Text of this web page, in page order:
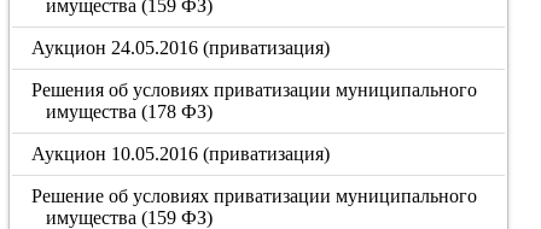
имущества (159 ФЗ)
Аукцион 24.05.2016 (приватизация)
Решения об условиях приватизации муниципального
имущества (178 ФЗ)
Аукцион 10.05.2016 (приватизация)
Решение об условиях приватизации муниципального
имущества (159 ФЗ)